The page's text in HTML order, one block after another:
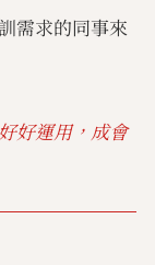
需求的同事來
好運用，成會